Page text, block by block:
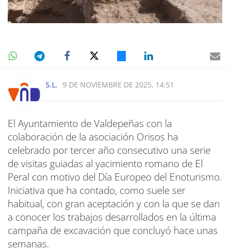
S.L. 9 DE NOVIEMBRE DE 2025, 14:51
El Ayuntamiento de Valdepeñas con la
colaboración de la asociación Orisos ha
celebrado por tercer año consecutivo una serie
de visitas guiadas al yacimiento romano de El
Peral con motivo del Día Europeo del Enoturismo.
Iniciativa que ha contado, como suele ser
habitual, con gran aceptación y con la que se dan
a conocer los trabajos desarrollados en la última
campaña de excavación que concluyó hace unas
semanas.